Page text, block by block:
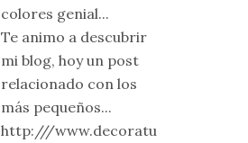
colores genial...
Te animo a descubrir
mi blog, hoy un post
relacionado con los
más pequeños...
http:///www.decoratu